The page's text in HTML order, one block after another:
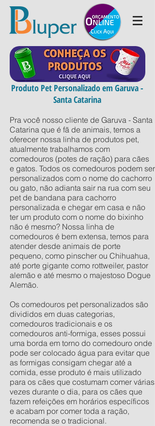
Produto Pet Personalizado em Garuva -
Santa Catarina
Pra você nosso cliente de Garuva - Santa
Catarina que é fã de animais, temos a
oferecer nossa linha de produtos pet,
atualmente trabalhamos com
comedouros (potes de ração) para cães
e gatos. Todos os comedouros podem ser
personalizados com o nome do cachorro
ou gato, não adianta sair na rua com seu
pet de bandana para cachorro
personalizada e chegar em casa e não
ter um produto com o nome do bixinho
não é mesmo? Nossa linha de
comedouros é bem extensa, temos para
atender desde animais de porte
pequeno, como pinscher ou Chihuahua,
até porte gigante como rottweiler, pastor
alemão e até mesmo o majestoso Dogue
Alemão.
Os comedouros pet personalizados são
divididos em duas categorias,
comedouros tradicionais e os
comedouros anti-formiga, esses possui
uma borda em torno do comedouro onde
pode ser colocado água para evitar que
as formigas consigam chegar até a
comida, esse produto é mais utilizado
para os cães que costumam comer várias
vezes durante o dia, para os cães que
fazem refeições em horários específicos
e acabam por comer toda a ração,
recomenda se o tradicional.